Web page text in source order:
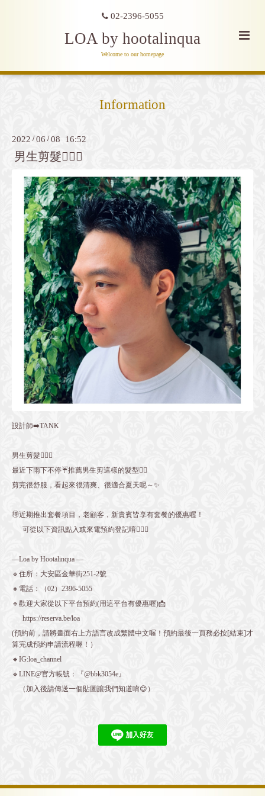
02-2396-5055
LOA by hootalinqua
Welcome to our homepage
Information
2022 /06 /08 16:52
男生剪髮💇🏻‍♂️
設計師➡️TANK
男生剪髮💇🏻‍♂️
最近下雨下不停☔️推薦男生剪這樣的髮型👍🏻
剪完很舒服，看起來很清爽、很適合夏天呢～✨
🉐近期推出套餐項目，老顧客，新貴賓皆享有套餐的優惠喔！
可從以下資訊點入或來電預約登記唷💁🏻‍♀️
—Loa by Hootalinqua —
🔹住所：大安區金華街251-2號
🔸電話：（02）2396-5055
🔹歡迎大家從以下平台預約(用這平台有優惠喔)📩
https://reserva.be/loa
(預約前，請將畫面右上方語言改成繁體中文喔！預約最後一頁務必按[結束]才
算完成預約申請流程喔！）
🔸IG:loa_channel
🔹LINE@官方帳號：『@bbk3054e』
（加入後請傳送一個貼圖讓我們知道唷😊）